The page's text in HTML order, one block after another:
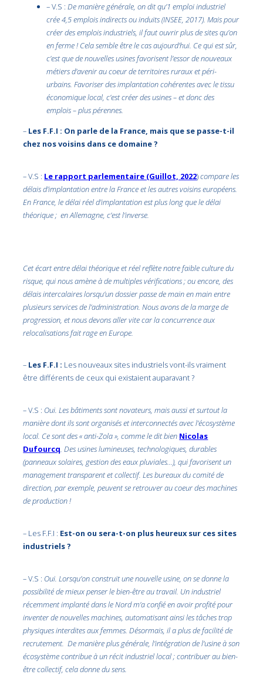
– V.S :De manière générale, on dit qu’1 emploi industriel
crée 4,5 emplois indirects ou induits (INSEE, 2017). Mais pour
créer des emplois industriels, il faut ouvrir plus de sites qu’on
en ferme ! Cela semble être le cas aujourd’hui. Ce qui est sûr,
c’est que de nouvelles usines favorisent l’essor de nouveaux
métiers d’avenir au coeur de territoires ruraux et péri-
urbains. Favoriser des implantation cohérentes avec le tissu
économique local, c’est créer des usines – et donc des
emplois – plus pérennes.
– Les F.F.I : On parle de la France, mais que se passe-t-il
chez nos voisins dans ce domaine ?
– V.S : Le rapport parlementaire (Guillot, 2022)compare les
délais d’implantation entre la France et les autres voisins européens.
En France, le délai réel d’implantation est plus long que le délai
théorique ; en Allemagne, c’est l’inverse.
Cet écart entre délai théorique et réel reflète notre faible culture du
risque, qui nous amène à de multiples vérifications ; ou encore, des
délais intercalaires lorsqu’un dossier passe de main en main entre
plusieurs services de l’administration. Nous avons de la marge de
progression, et nous devons aller vite car la concurrence aux
relocalisations fait rage en Europe.
– Les F.F.I : Les nouveaux sites industriels vont-ils vraiment
être différents de ceux qui existaient auparavant ?
– V.S : Oui. Les bâtiments sont novateurs, mais aussi et surtout la
manière dont ils sont organisés et interconnectés avec l’écosystème
local. Ce sont des « anti-Zola », comme le dit bien Nicolas
Dufourcq. Des usines lumineuses, technologiques, durables
(panneaux solaires, gestion des eaux pluviales…), qui favorisent un
management transparent et collectif. Les bureaux du comité de
direction, par exemple, peuvent se retrouver au coeur des machines
de production !
– Les F.F.I : Est-on ou sera-t-on plus heureux sur ces sites
industriels ?
– V.S : Oui. Lorsqu’on construit une nouvelle usine, on se donne la
possibilité de mieux penser le bien-être au travail. Un industriel
récemment implanté dans le Nord m’a confié en avoir profité pour
inventer de nouvelles machines, automatisant ainsi les tâches trop
physiques interdites aux femmes. Désormais, il a plus de facilité de
recrutement. De manière plus générale, l’intégration de l’usine à son
écosystème contribue à un récit industriel local ; contribuer au bien-
être collectif, cela donne du sens.